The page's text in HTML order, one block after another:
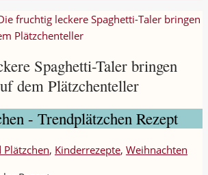
fruchtig leckere Spaghetti-Taler bringen
Plätzchenteller
Spaghetti-Taler bringen
dem Plätzchenteller
- Trendplätzchen Rezept
Plätzchen, Kinderrezepte, Weihnachten